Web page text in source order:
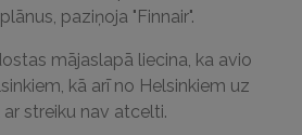
paziņoja "Finnair".
mājaslapā liecina, ka avio
kā arī no Helsinkiem uz
streiku nav atcelti.